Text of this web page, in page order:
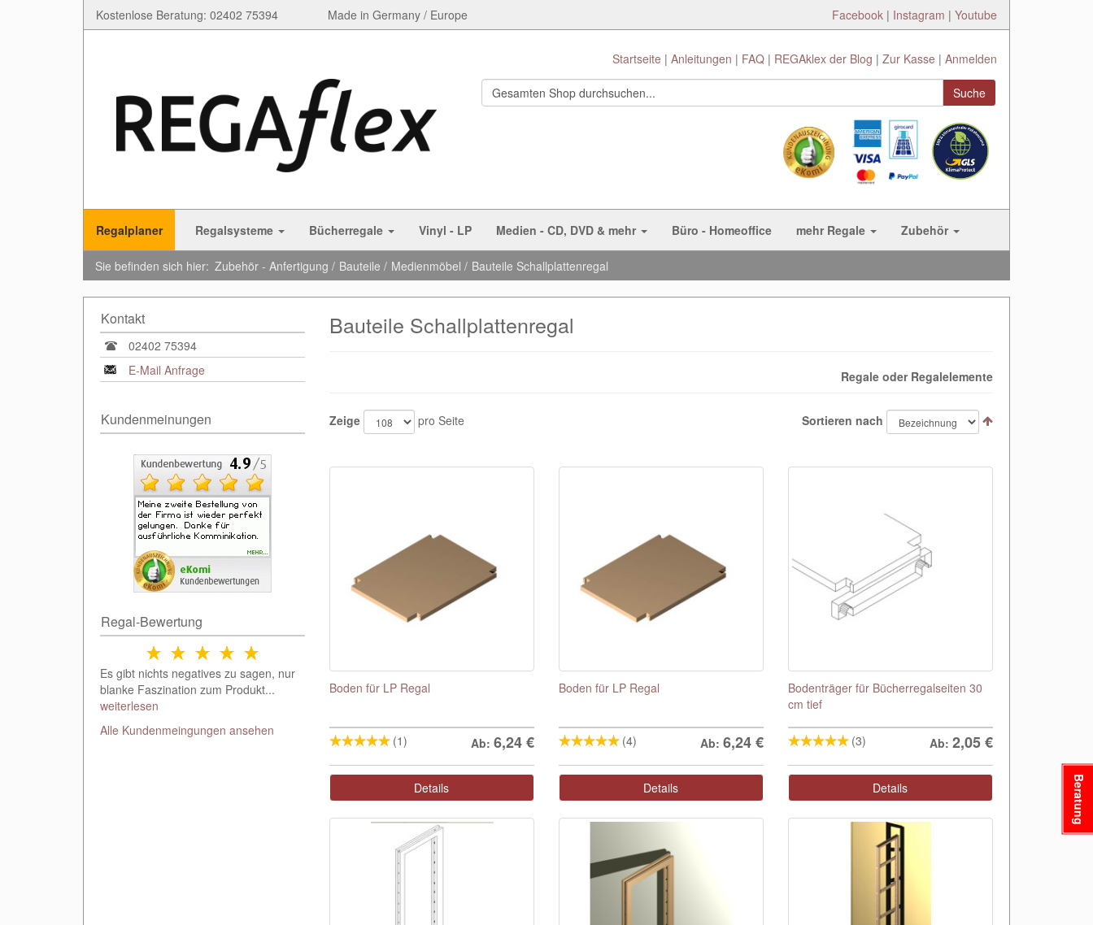
Kostenlose Beratung: 02402 75394 Made in Germany / Europe Facebook | Instagram | Youtube
Startseite Anleitungen FAQ REGAklex der Blog Zur Kasse Anmelden
Suche
Regalplaner Regalsysteme Bücherregale Vinyl - LP Medien - CD, DVD & mehr Büro - Homeoffice mehr Regale Zubehör
Sie befinden sich hier: Zubehör - Anfertigung Bauteile Medienmöbel Bauteile Schallplattenregal
Kontakt
02402 75394
E-Mail Anfrage
Kundenmeinungen
Regal-Bewertung
Es gibt nichts negatives zu sagen, nur
blanke Faszination zum Produkt...
weiterlesen
Alle Kundenmeingungen ansehen
Bauteile Schallplattenregal
Regale oder Regalelemente
Zeige pro Seite Sortieren nach
Boden für LP Regal
(1) Ab: 6,24€
Details
Boden für LP Regal
(4) Ab: 6,24€
Details
Bodenträger für Bücherregalseiten 30
cm tief
(3) Ab: 2,05€
Details Beratung